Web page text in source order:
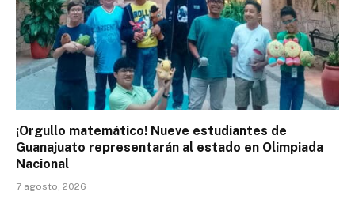
¡Orgullo matemático! Nueve estudiantes de
Guanajuato representarán al estado en Olimpiada
Nacional
7 agosto, 2026